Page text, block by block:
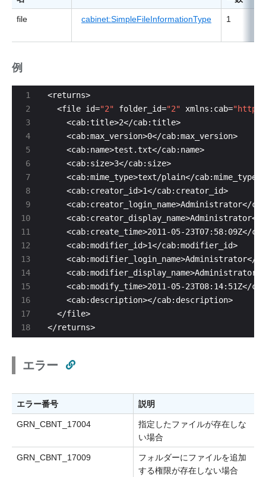
file cabinet:SimpleFileInformationType 1
例
3
4
5
6
7
8
9
10
13
14
15
16
17
18
  <file id=
"2" folder_id="2" xmlns:cab="http://
</returns>
エラー
エラー番号 説明
GRN_CBNT_17004
指定したファイルが存在しな
い場合
GRN_CBNT_17009
フォルダーにファイルを追加
する権限が存在しない場合